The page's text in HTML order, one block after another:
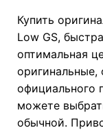
Купить
Low GS,
оптимальная
оригинальные,
официального
можете
обычной.